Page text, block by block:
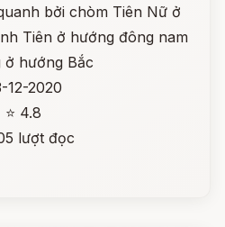
bởi chòm Tiên Nữ ở
Tiên ở hướng đông nam
ở hướng Bắc
12-2020
⭐ 4.8
lượt đọc